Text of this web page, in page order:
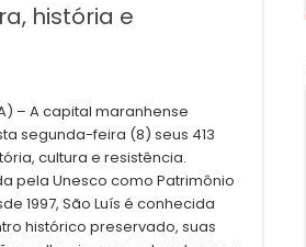
história e
– A capital maranhense
segunda-feira (8) seus 413
cultura e resistência.
pela Unesco como Patrimônio
1997, São Luís é conhecida
histórico preservado, suas